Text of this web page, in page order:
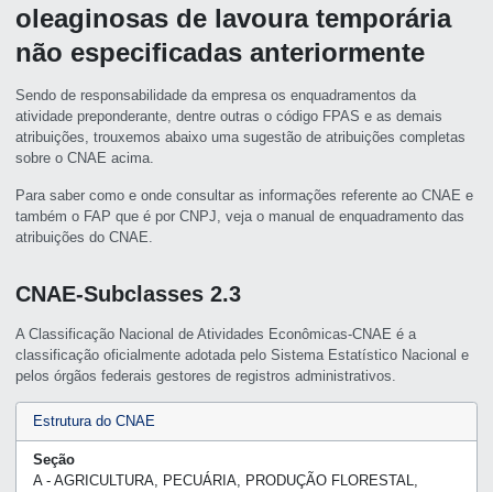
oleaginosas de lavoura temporária
não especificadas anteriormente
Sendo de responsabilidade da empresa os enquadramentos da
atividade preponderante, dentre outras o código FPAS e as demais
atribuições, trouxemos abaixo uma sugestão de atribuições completas
sobre o CNAE acima.
Para saber como e onde consultar as informações referente ao CNAE e
também o FAP que é por CNPJ, veja o manual de enquadramento das
atribuições do CNAE.
CNAE-Subclasses 2.3
A Classificação Nacional de Atividades Econômicas-CNAE é a
classificação oficialmente adotada pelo Sistema Estatístico Nacional e
pelos órgãos federais gestores de registros administrativos.
Estrutura do CNAE
Seção
A - AGRICULTURA, PECUÁRIA, PRODUÇÃO FLORESTAL,